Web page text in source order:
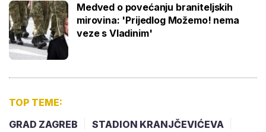
Medved o povećanju braniteljskih
mirovina: 'Prijedlog Možemo! nema
veze s Vladinim'
TOP TEME:
GRAD ZAGREB
STADION KRANJČEVIĆEVA